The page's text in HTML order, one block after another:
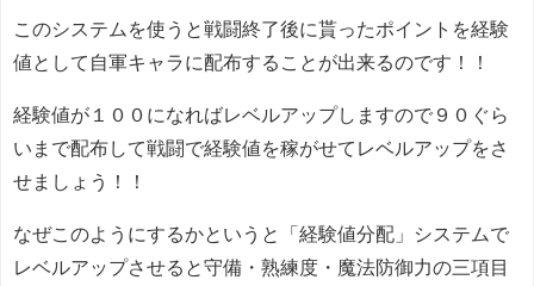
このシステムを使うと戦闘終了後に貰ったポイントを経験
値として自軍キャラに配布することが出来るのです！！
経験値が１００になればレベルアップしますので９０ぐら
いまで配布して戦闘で経験値を稼がせてレベルアップをさ
せましょう！！
なぜこのようにするかというと「経験値分配」システムで
レベルアップさせると守備・熟練度・魔法防御力の三項目